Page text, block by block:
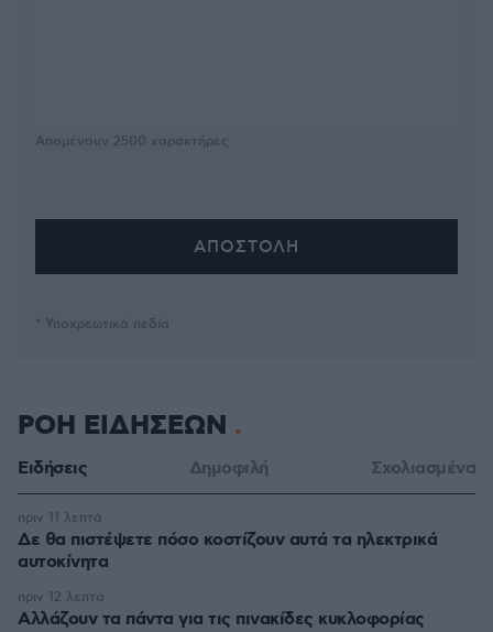
Απομένουν 2500 χαρακτήρες
* Υποχρεωτικά πεδία
ΡΟΗ ΕΙΔΗΣΕΩΝ
Ειδήσεις Δημοφιλή Σχολιασμένα
Δε θα πιστέψετε πόσο κοστίζουν αυτά τα ηλεκτρικά
αυτοκίνητα
πριν 11 λεπτά
Αλλάζουν τα πάντα για τις πινακίδες κυκλοφορίας
πριν 12 λεπτά